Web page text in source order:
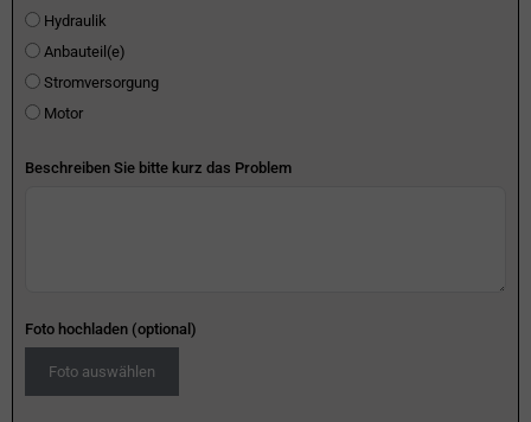
Hydraulik
Anbauteil(e)
Stromversorgung
Motor
Beschreiben Sie bitte kurz das Problem
Foto hochladen (optional)
Foto auswählen